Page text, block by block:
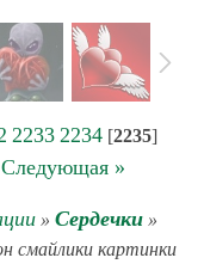
2233 2234 [2235]
Следующая »
» Сердечки»
смайлики картинки